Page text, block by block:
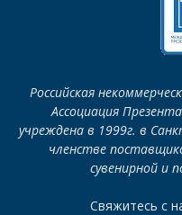
Российская
Ассоциация
учреждена в 1999г. в
членстве
сувенирной и
Свяжитесь с